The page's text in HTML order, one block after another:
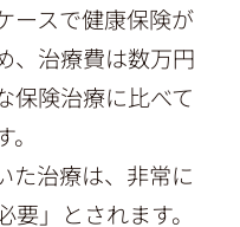
ースで健康保険が
、治療費は数万円
保険治療に比べて
た治療は、非常に
要」とされます。